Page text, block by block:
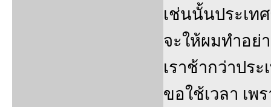
เช่นนั้นประเท
จะให้ผมทำอย่
เราช้ากว่าปร
ขอใช้เวลา เ